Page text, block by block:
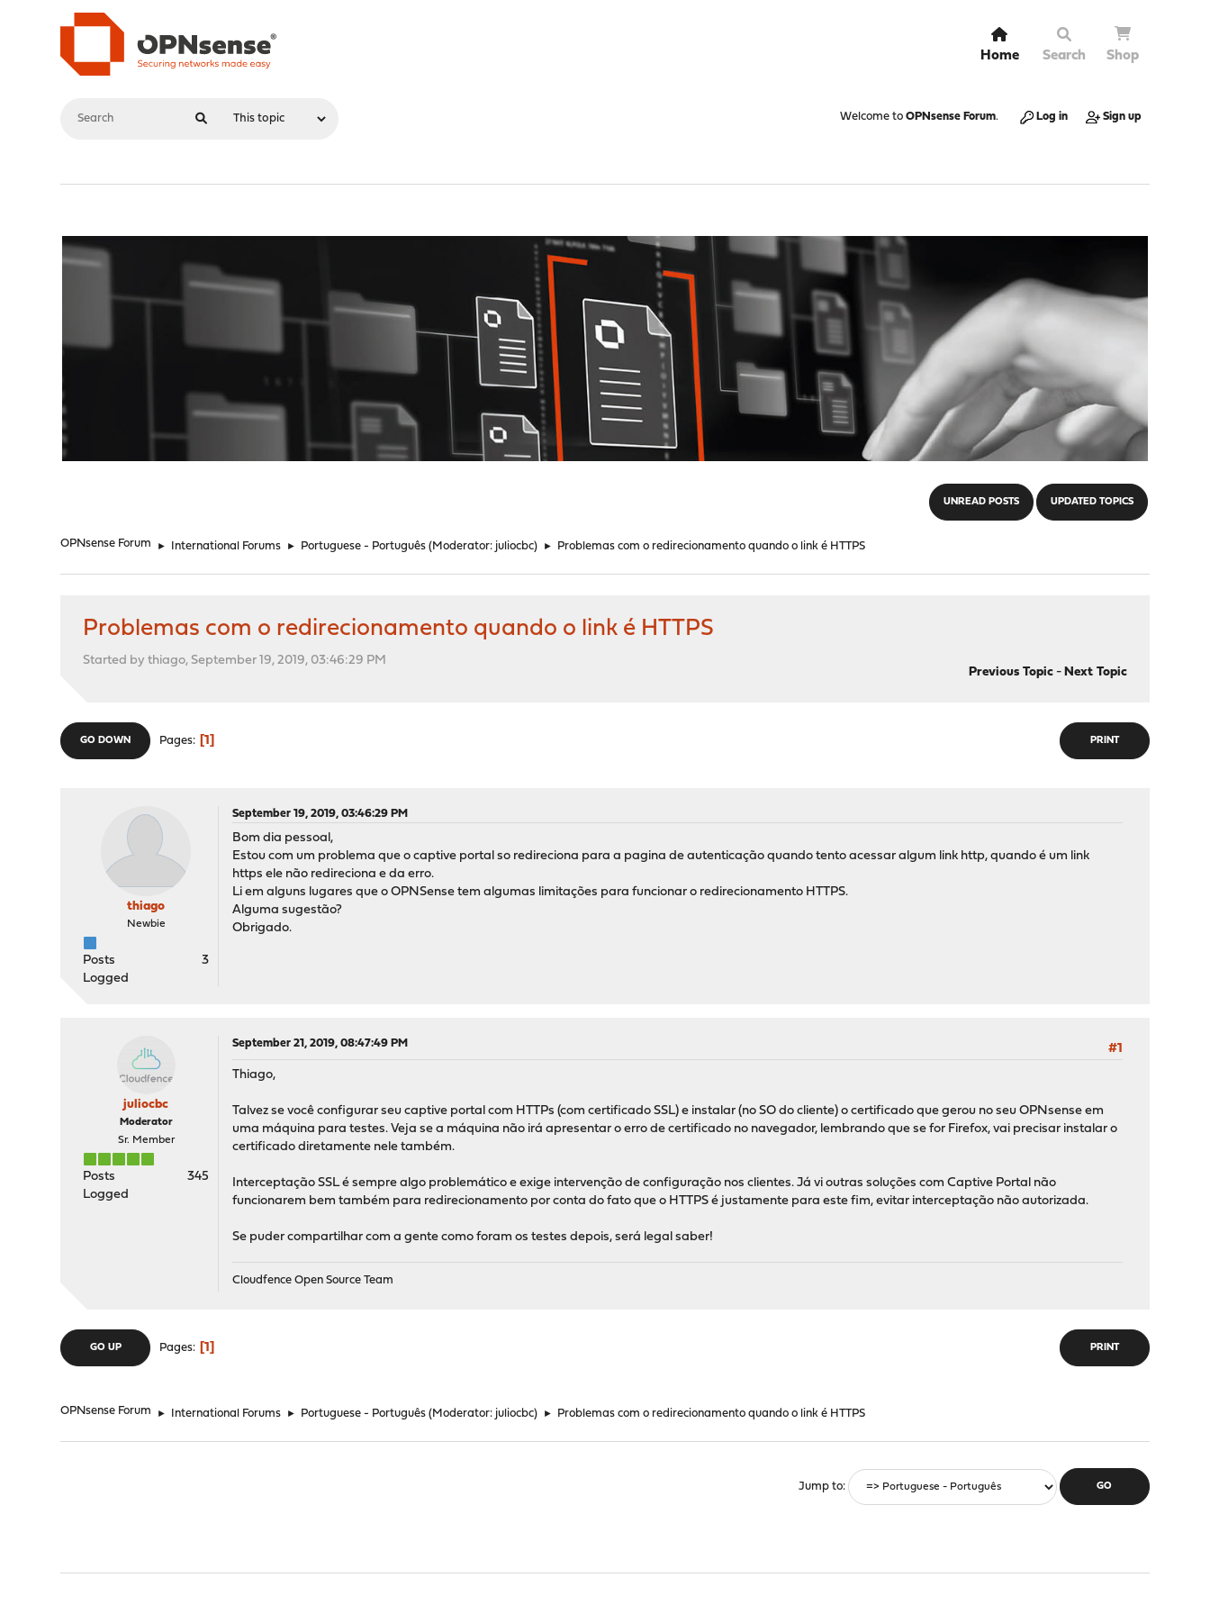
Home Search Shop
Welcome to OPNsense Forum. Log in Sign up
UNREAD POSTS UPDATED TOPICS
OPNsense Forum ► International Forums ► Portuguese - Português (Moderator: juliocbc) ► Problemas com o redirecionamento quando o link é HTTPS
Problemas com o redirecionamento quando o link é HTTPS
Started by thiago, September 19, 2019, 03:46:29 PM
Previous Topic- Next Topic
PRINT
GO DOWN Pages 1
thiago
Newbie
Posts
3
Logged
September 19, 2019, 03:46:29 PM
Bom dia pessoal,
Estou com um problema que o captive portal so redireciona para a pagina de autenticação quando tento acessar algum link http, quando é um link
https ele não redireciona e da erro.
Li em alguns lugares que o OPNSense tem algumas limitações para funcionar o redirecionamento HTTPS.
Alguma sugestão?
Obrigado.
juliocbc
Moderator
Sr. Member
Posts
345
Logged
September 21, 2019, 08:47:49 PM
#1
Thiago,
Talvez se você configurar seu captive portal com HTTPs (com certificado SSL) e instalar (no SO do cliente) o certificado que gerou no seu OPNsense em
uma máquina para testes. Veja se a máquina não irá apresentar o erro de certificado no navegador, lembrando que se for Firefox, vai precisar instalar o
certificado diretamente nele também.
Interceptação SSL é sempre algo problemático e exige intervenção de configuração nos clientes. Já vi outras soluções com Captive Portal não
funcionarem bem também para redirecionamento por conta do fato que o HTTPS é justamente para este fim, evitar interceptação não autorizada.
Se puder compartilhar com a gente como foram os testes depois, será legal saber!
Cloudfence Open Source Team
PRINT
GO UP Pages 1
OPNsense Forum ► International Forums ► Portuguese - Português (Moderator: juliocbc) ► Problemas com o redirecionamento quando o link é HTTPS
Jump to